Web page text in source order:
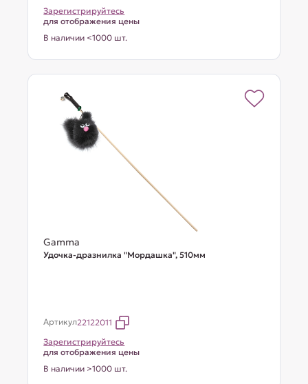
Зарегистрируйтесь
для отображения цены
В наличии <1000 шт.
Gamma
Удочка-дразнилка "Мордашка", 510мм
Артикул22122011
Зарегистрируйтесь
для отображения цены
В наличии >1000 шт.